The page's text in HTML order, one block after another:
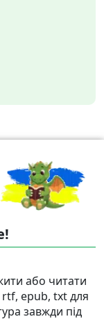
або читати
epub, txt для
завжди під